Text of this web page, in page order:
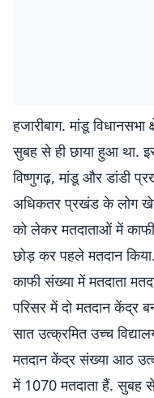
हजारीबाग. मांडू
सुबह से ही छाया हुआ था.
विष्णुगढ़, मांडू और डांडी
अधिकतर प्रखंड के लोग
को लेकर मतदाताओं में
छोड़ कर पहले मतदान
काफी संख्या में मतदाता
परिसर में दो मतदान केंद्र
सात उत्क्रमित उच्च
मतदान केंद्र संख्या आठ
में 1070 मतदाता हैं. सुबह